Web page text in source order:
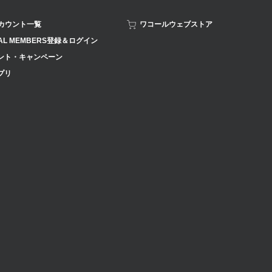
ウント一覧
MEMBERS登録＆ログイン
ト・キャンペーン
リ
ワコールウェブストア